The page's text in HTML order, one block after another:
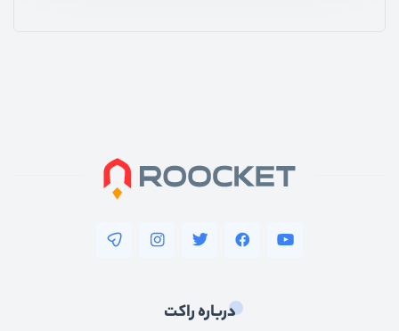
درباره راکت